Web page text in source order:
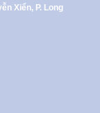
Xiển, P. Long